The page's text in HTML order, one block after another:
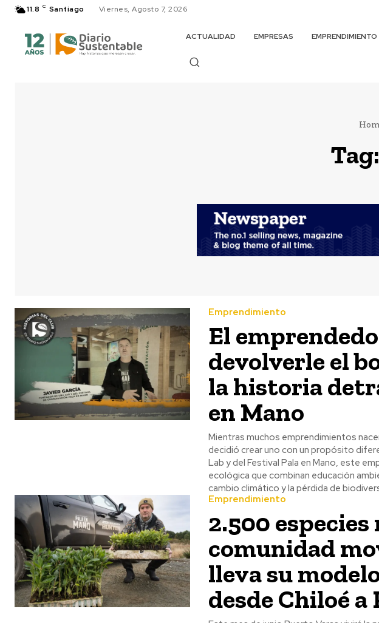
11.8 C Santiago Viernes, Agosto 7, 2026
ACTUALIDAD EMPRESAS EMPRENDIMIENTO
Tag:
Emprendimiento
El
devolverle el
la historia
en Mano
Mientras muchos emprendimientos
decidió crear uno con un propósito
Lab y del Festival Pala en Mano, este
ecológica que combinan educación
cambio climático y la pérdida de
Emprendimiento
2.500
comunidad
lleva su
desde Chiloé